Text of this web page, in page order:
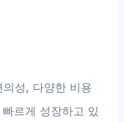
성, 다양한 비용
르게 성장하고 있